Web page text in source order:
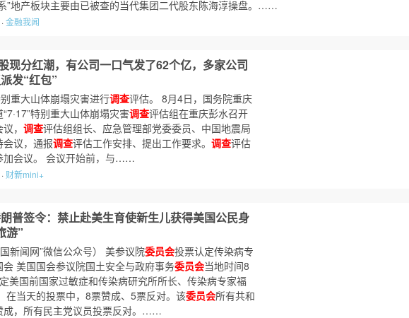
”地产板块主要由已被查的当代集团二代股东陈海淳操盘。……
金融我闻
现分红潮，有公司一口气发了62个亿，多家公司
发“红包”
别重大山体崩塌灾害进行调查评估。 8月4日，国务院重庆
特别重大山体崩塌灾害调查评估组在重庆彭水召开
， 调查评估组组长、应急管理部党委委员、中国地震局
会议，通报调查评估工作安排、提出工作要求。 调查评估
加会议。 会议开始前，与……
财新mini+
普签令：禁止赴美生育使新生儿获得美国公民身
游”
新闻网”微信公众号） 美参议院委员会投票认定传染病专
会 美国国会参议院国土安全与政府事务委员会当地时间8
美国前国家过敏症和传染病研究所所长、传染病专家福
在当天的投票中，8票赞成、5票反对。该委员会所有共和
成，所有民主党议员投票反对。……